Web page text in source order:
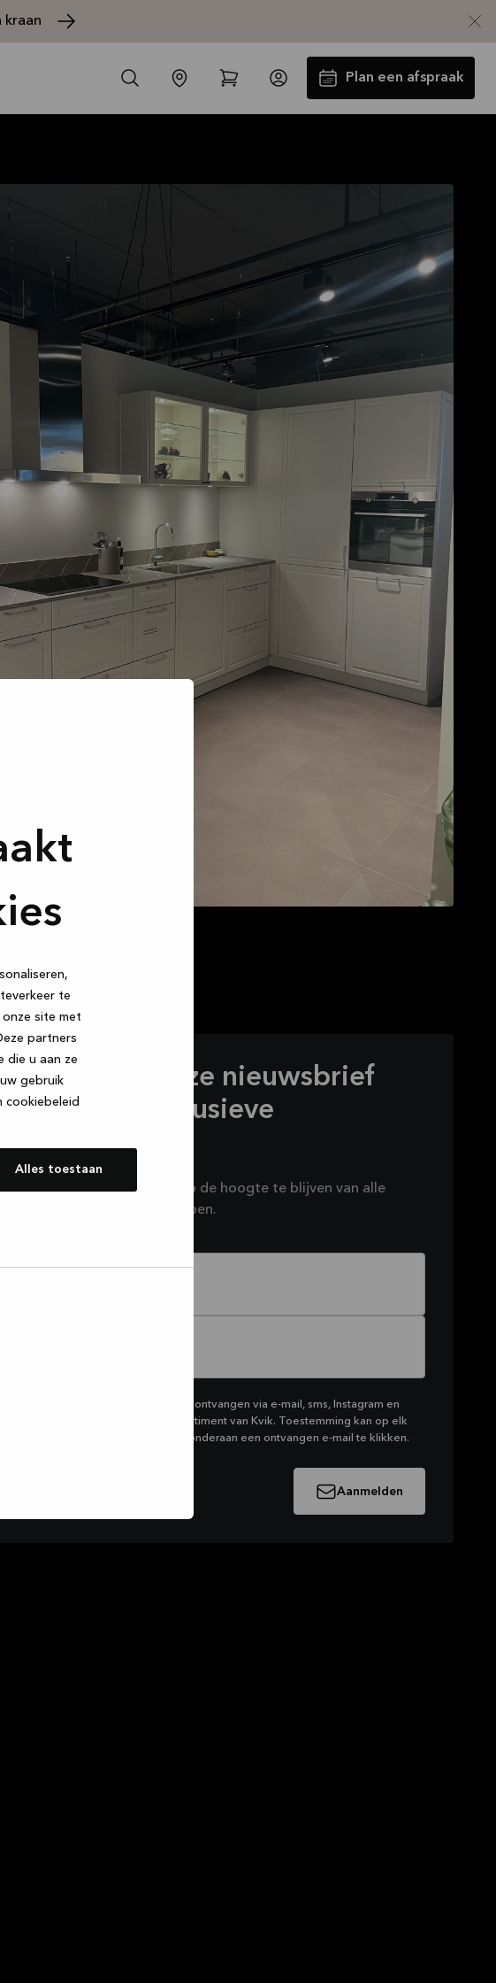
te
site met
partners
die u aan ze
gebruik
cookiebeleid
Alles toestaan
kraan
Plan een afspraak
-30% op alle werkbladen incl.
spoelbak en kraan*
Aanbieding is geldig tot16-08-2026
Bekijk aanbieding
aan voor onze nieuwsbrief
exclusieve
voor onze nieuwsbrief om op de hoogte te blijven van alle
die we voor je in petto hebben.
akkoord om marketing van Kvik te ontvangen via e-mail, sms, Instagram en
met betrekking tot het productassortiment van Kvik. Toestemming kan op elk
worden ingetrokken door op de link onderaan een ontvangen e-mail te klikken.
Aanmelden